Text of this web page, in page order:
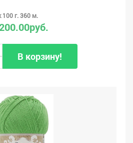
100 г. 360 м.
В корзину!